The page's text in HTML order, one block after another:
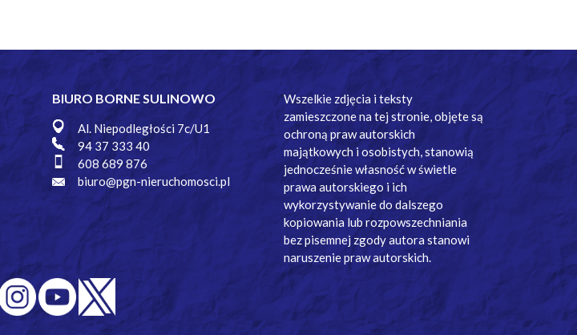
BIURO BORNE SULINOWO
Al. Niepodległości 7c/U1
94 37 333 40
608 689 876
biuro@pgn-nieruchomosci.pl
Wszelkie zdjęcia i teksty
zamieszczone na tej stronie, objęte są
ochroną praw autorskich
majątkowych i osobistych, stanowią
jednocześnie własność w świetle
prawa autorskiego i ich
wykorzystywanie do dalszego
kopiowania lub rozpowszechniania
bez pisemnej zgody autora stanowi
naruszenie praw autorskich.